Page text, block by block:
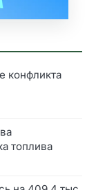
конфликта
топлива